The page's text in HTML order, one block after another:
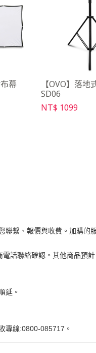
幕
【OVO】落
SD06
NT$ 1099
聯繫、報價與收費。加購的
話聯絡確認。其他商品預
延。
專線:0800-085717。